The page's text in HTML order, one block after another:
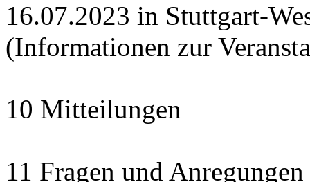
16.07.2023 in Stuttgart-
(Informationen zur
10 Mitteilungen
11 Fragen und Anregungen